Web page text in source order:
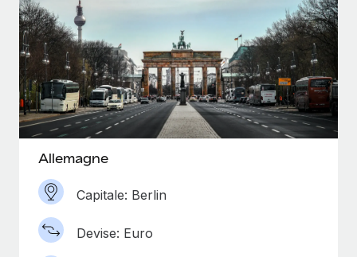
Allemagne
Capitale: Berlin
Devise: Euro